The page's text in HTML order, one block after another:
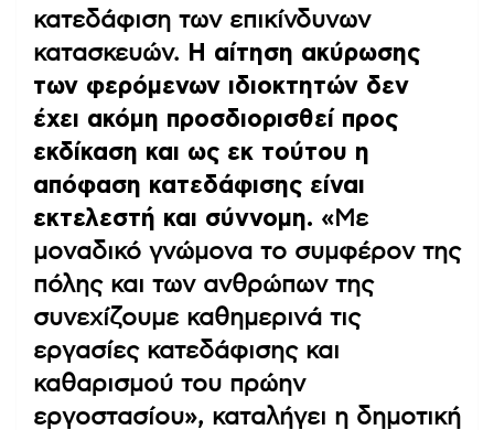
κατεδάφιση των επικίνδυνων
κατασκευών. Η αίτηση ακύρωσης
των φερόμενων ιδιοκτητών δεν
έχει ακόμη προσδιορισθεί προς
εκδίκαση και ως εκ τούτου η
απόφαση κατεδάφισης είναι
εκτελεστή και σύννομη. «Με
μοναδικό γνώμονα το συμφέρον της
πόλης και των ανθρώπων της
συνεχίζουμε καθημερινά τις
εργασίες κατεδάφισης και
καθαρισμού του πρώην
εργοστασίου», καταλήγει η δημοτική